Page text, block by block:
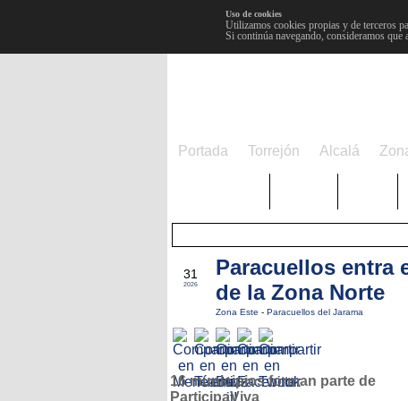
Uso de cookies
Utilizamos cookies propias y de terceros
Si continúa navegando, consideramos
Portada Torrejón Alcalá
31
2026
Paracuellos entra
de la Zona Norte
Zona Este - Paracuellos del Jarama
16 municipios forman parte de
ParticipaViva